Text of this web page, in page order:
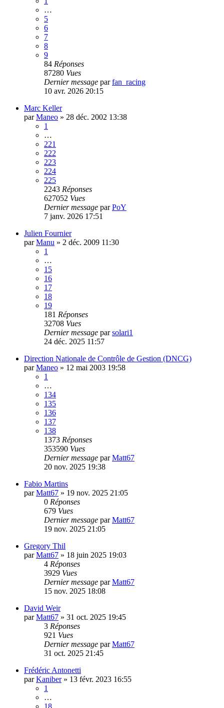
…
5
6
7
8
9
84 Réponses
87280 Vues
Dernier message parfan_racing
10 avr. 2026 20:15
Marc Keller
parManeo » 28 déc. 2002 13:38
1
…
221
222
223
224
225
2243 Réponses
627052 Vues
Dernier message parPoY
7 janv. 2026 17:51
Julien Fournier
parManu » 2 déc. 2009 11:30
1
…
15
16
17
18
19
181 Réponses
32708 Vues
Dernier message parsolari1
24 déc. 2025 11:57
Direction Nationale de Contrôle de Gestion (DNCG)
parManeo » 12 mai 2003 19:58
1
…
134
135
136
137
138
1373 Réponses
353590 Vues
Dernier message parMatt67
20 nov. 2025 19:38
Fabio Martins
parMatt67 » 19 nov. 2025 21:05
0 Réponses
679 Vues
Dernier message parMatt67
19 nov. 2025 21:05
Gregory Thil
parMatt67 » 18 juin 2025 19:03
4 Réponses
3929 Vues
Dernier message parMatt67
15 nov. 2025 18:08
David Weir
parMatt67 » 31 oct. 2025 19:45
3 Réponses
921 Vues
Dernier message parMatt67
31 oct. 2025 21:45
Frédéric Antonetti
parKaniber» 13 févr. 2023 16:55
1
…
18